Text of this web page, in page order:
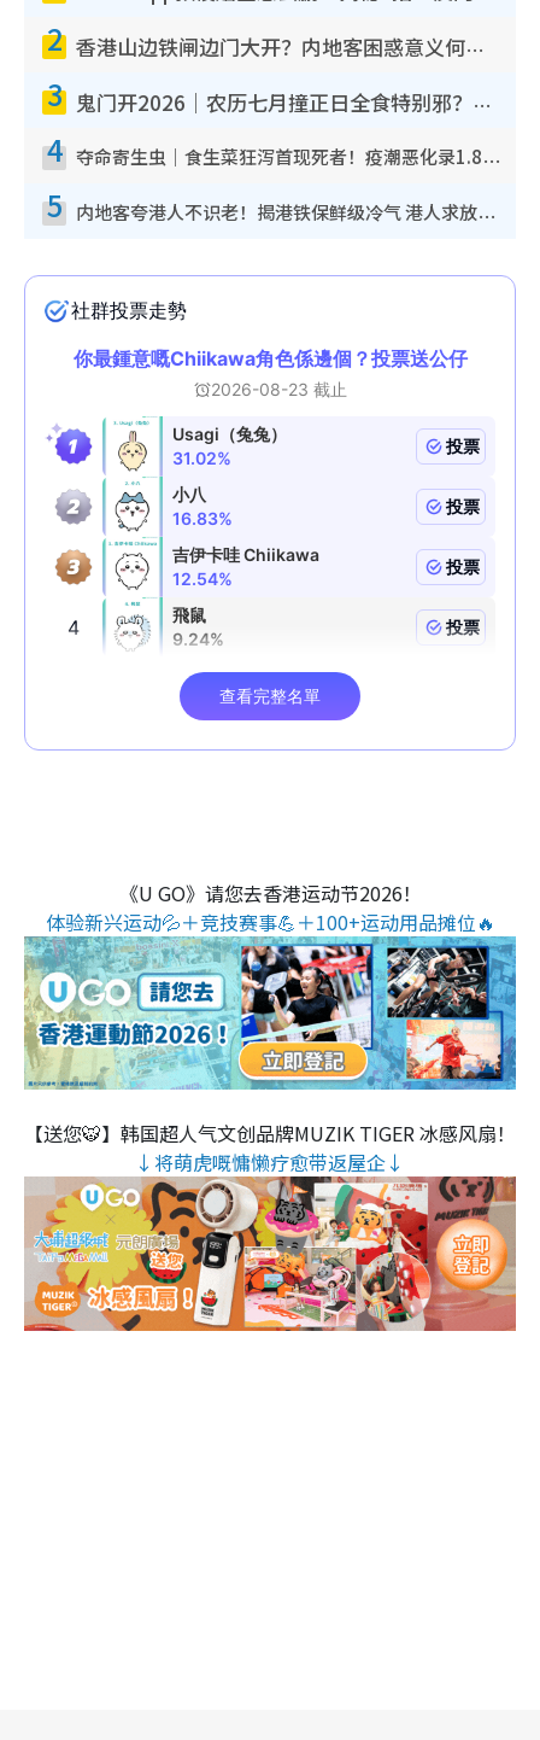
2 香港山边铁闸边门大开？内地客困惑意义何在！网友神回复：这种叫法理性防御
3 鬼门开2026｜农历七月撞正日全食特别邪？专家警告切忌做一事！揭4大禁忌+2招保平安
4 夺命寄生虫｜食生菜狂泻首现死者！疫潮恶化录1.8万宗病例 揭洗菜3大谬误
5 内地客夸港人不识老！揭港铁保鲜级冷气 港人求放过：别投诉
《U GO》请您去香港运动节2026！
体验新兴运动💦＋竞技赛事💪＋100+运动用品摊位🔥
【送您🐯】韩国超人气文创品牌MUZIK TIGER 冰感风扇！
↓将萌虎嘅慵懒疗愈带返屋企↓